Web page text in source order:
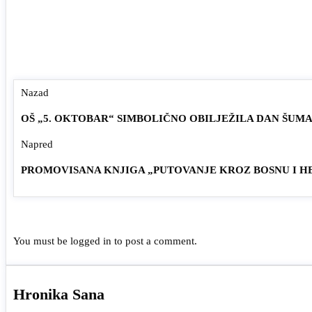
Nazad
OŠ „5. OKTOBAR“ SIMBOLIČNO OBILJEŽILA DAN ŠUMA
Napred
PROMOVISANA KNJIGA „PUTOVANJE KROZ BOSNU I
You must be logged in to post a comment.
Hronika Sana